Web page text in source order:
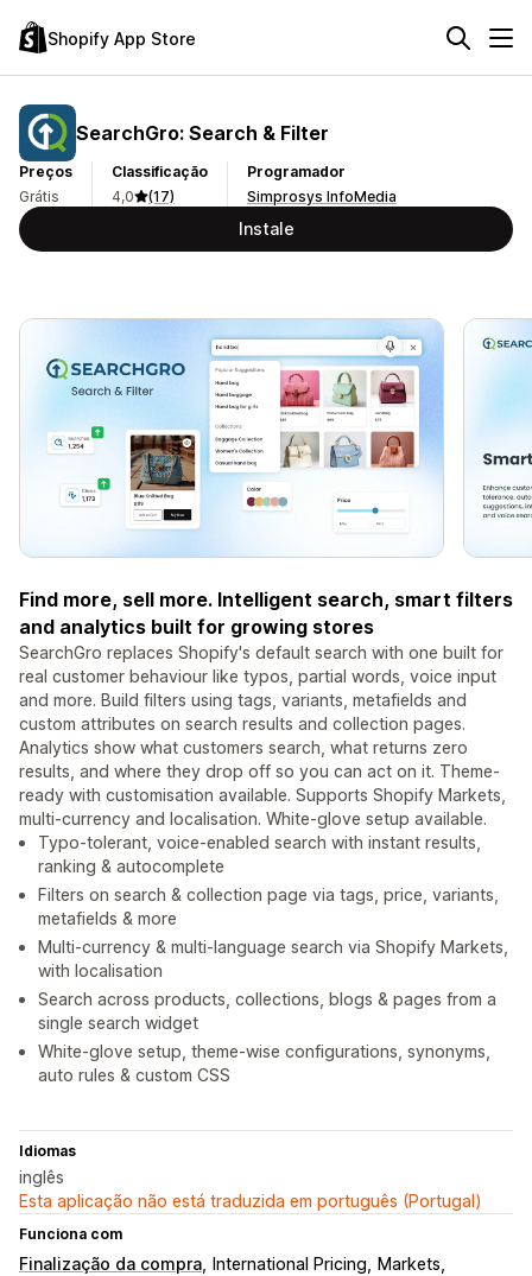
Shopify App Store
SearchGro: Search & Filter
Preços
Grátis
Classificação
4,0
(17)
Programador
Simprosys InfoMedia
Instale
Find more, sell more. Intelligent search, smart filters
and analytics built for growing stores
SearchGro replaces Shopify's default search with one built for
real customer behaviour like typos, partial words, voice input
and more. Build filters using tags, variants, metafields and
custom attributes on search results and collection pages.
Analytics show what customers search, what returns zero
results, and where they drop off so you can act on it. Theme-
ready with customisation available. Supports Shopify Markets,
multi-currency and localisation. White-glove setup available.
Typo-tolerant, voice-enabled search with instant results,
ranking & autocomplete
Filters on search & collection page via tags, price, variants,
metafields & more
Multi-currency & multi-language search via Shopify Markets,
with localisation
Search across products, collections, blogs & pages from a
single search widget
White-glove setup, theme-wise configurations, synonyms,
auto rules & custom CSS
Idiomas
inglês
Esta aplicação não está traduzida em português (Portugal)
Funciona com
Finalização da compra International Pricing
Markets